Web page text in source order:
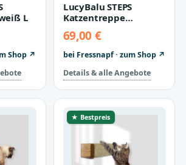
L
Shop ↗
LucyBalu STEPS
Katzentreppe
anthrazit S
69,00 €
bei Fressnapf · zum Shop ↗
Details & alle Angebote
★ Bestpreis